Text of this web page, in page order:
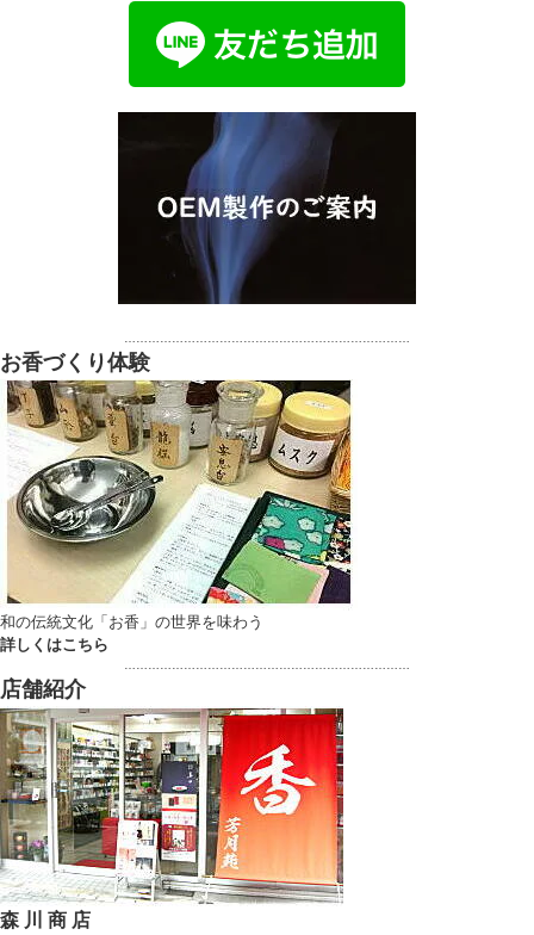
お香づくり体験
和の伝統文化「お香」の世界を味わう
詳しくはこちら
店舗紹介
森 川 商 店